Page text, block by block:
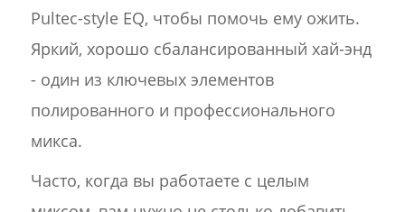
Pultec-style EQ, чтобы помочь ему ожить.
Яркий, хорошо сбалансированный хай-энд
- один из ключевых элементов
полированного и профессионального
микса.
Часто, когда вы работаете с целым